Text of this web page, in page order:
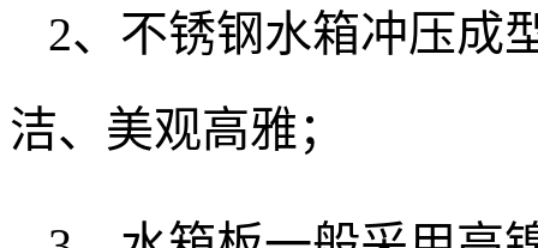
2、不锈钢水箱冲压成
洁、美观高雅；